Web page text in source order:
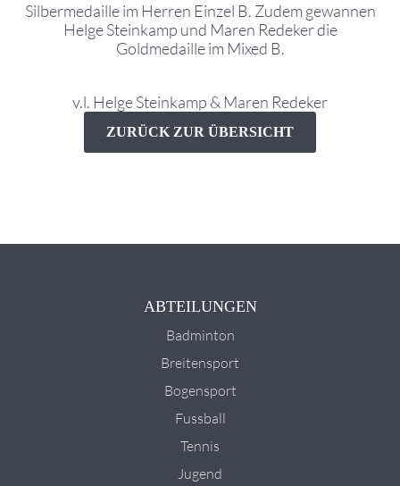
Silbermedaille im Herren Einzel B. Zudem gewannen
Helge Steinkamp und Maren Redeker die
Goldmedaille im Mixed B.
v.l. Helge Steinkamp & Maren Redeker
ZURÜCK ZUR ÜBERSICHT
ABTEILUNGEN
Badminton
Breitensport
Bogensport
Fussball
Tennis
Jugend